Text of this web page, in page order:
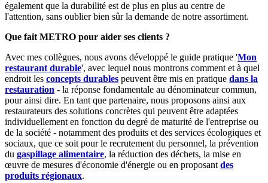
également que la durabilité est de plus en plus au centre de
l'attention, sans oublier bien sûr la demande de notre assortiment.
Que fait METRO pour aider ses clients ?
Avec mes collègues, nous avons développé le guide pratique 'Mon
restaurant durable', avec lequel nous montrons comment et à quel
endroit les concepts durables peuvent être mis en pratique dans la
restauration - la réponse fondamentale au dénominateur commun,
pour ainsi dire. En tant que partenaire, nous proposons ainsi aux
restaurateurs des solutions concrètes qui peuvent être adaptées
individuellement en fonction du degré de maturité de l'entreprise ou
de la société - notamment des produits et des services écologiques et
sociaux, que ce soit pour le recrutement du personnel, la prévention
du gaspillage alimentaire, la réduction des déchets, la mise en
œuvre de mesures d'économie d'énergie ou en proposant des
produits régionaux.